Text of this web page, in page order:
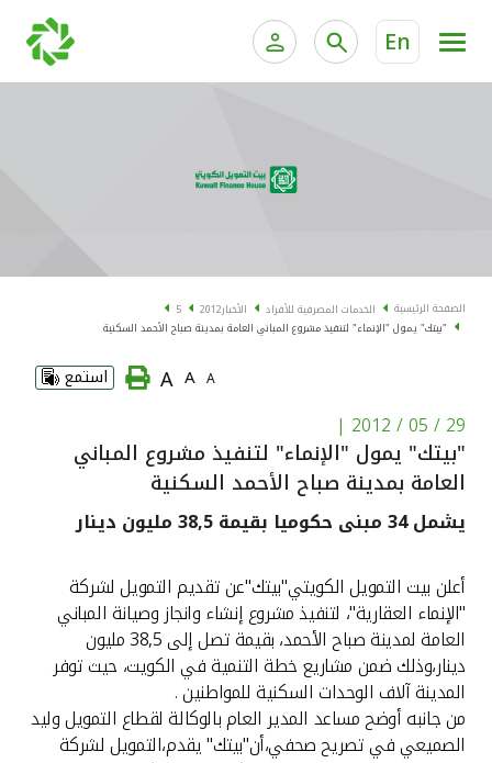
En
الخدمات المصرفية الإلكترونية للشركات
البطاقات
"برامج العملاء"
الاستثمار
القنوات المصرفية
أدوات وخدمات
خدمات ما بعد البيع
اتصل بنا
الصفحة الرئيسية الخدمات المصرفية للأفراد الأخبار2012
5
"بيتك" يمول "الإنماء" لتنفيذ مشروع المباني العامة بمدينة صباح الأحمد السكنية
A
A
A استمع
29 / 05 / 2012
|
"بيتك" يمول "الإنماء" لتنفيذ مشروع المباني
العامة بمدينة صباح الأحمد السكنية
يشمل 34 مبنى حكوميا بقيمة 38,5 مليون دينار
أعلن بيت التمويل الكويتي"بيتك"عن تقديم التمويل لشركة
"الإنماء العقارية"، لتنفيذ مشروع إنشاء وانجاز وصيانة المباني
العامة لمدينة صباح الأحمد، بقيمة تصل إلى 38,5 مليون
دينار،وذلك ضمن مشاريع خطة التنمية في الكويت، حيث توفر
المدينة آلاف الوحدات السكنية للمواطنين .
من جانبه أوضح مساعد المدير العام بالوكالة لقطاع التمويل وليد
الصميعي في تصريح صحفي،أن"بيتك" يقدم،التمويل لشركة